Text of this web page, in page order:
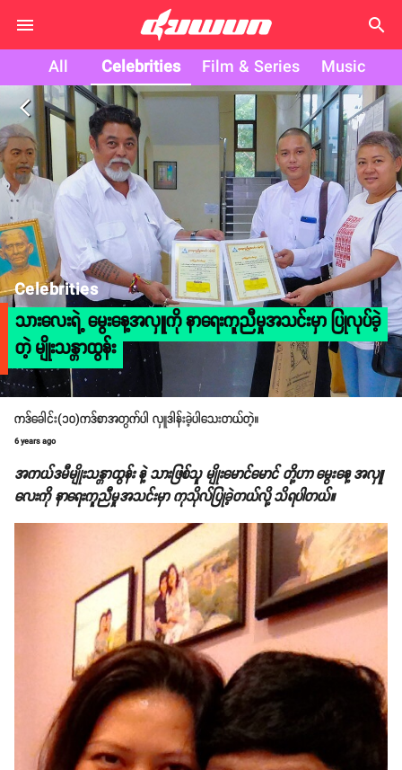
search
All Celebrities Film & Series Music
arrow_back_ios
Celebrities
သားလေးရဲ့ မွေးနေ့အလှူကို နာရေးကူညီမှုအသင်းမှာ ပြုလုပ်ခဲ့
တဲ့ မျိုးသန္တာထွန်း
ကဒ်ခေါင်း(၁၀)ကဒ်စာအတွက်ပါ လှူဒါန်းခဲ့ပါသေးတယ်တဲ့။
6 years ago
အကယ်ဒမီမျိုးသန္တာထွန်း နဲ့ သားဖြစ်သူ မျိုးမောင်မောင် တို့ဟာ မွေးနေ့ အလှူ
လေးကို နာရေးကူညီမှုအသင်းမှာ ကုသိုလ်ပြုခဲ့တယ်လို့ သိရပါတယ်။